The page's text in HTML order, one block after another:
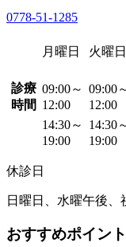
0778-51-1285
月曜日 火曜日
診療
時間
09:00～
12:00
09:00
12:00
14:30～
19:00
14:30
19:00
休診日
日曜日、水曜午後、
おすすめポイント